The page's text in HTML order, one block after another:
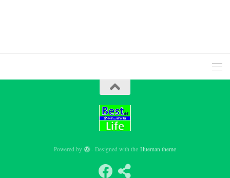
Powered by - Designed with theHueman theme